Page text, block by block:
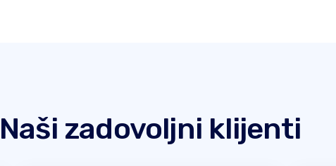
Naši zadovoljni klijenti